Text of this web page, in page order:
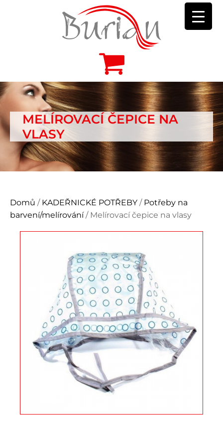
MELÍROVACÍ ČEPICE NA
VLASY
Domů / KADEŘNICKÉ POTŘEBY / Potřeby na
barvení/melírování/ Melírovací čepice na vlasy